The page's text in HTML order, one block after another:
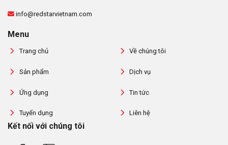
info@redstarvietnam.com
Menu
Trang chủ Về chúng tôi
Sản phẩm Dịch vụ
Ứng dụng Tin tức
Tuyển dụng Liên hệ
Kết nối với chúng tôi